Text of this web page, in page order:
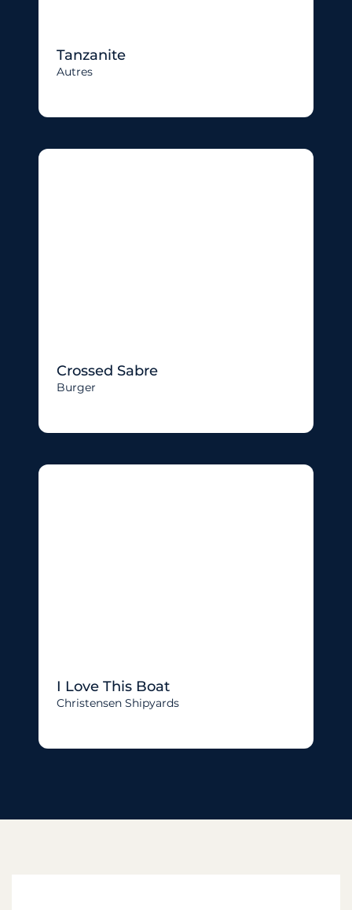
Tanzanite
Autres
Crossed Sabre
Burger
I Love This Boat
Christensen Shipyards